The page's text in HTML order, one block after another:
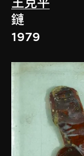
王克平
鏈
1979